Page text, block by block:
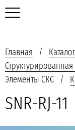
Главная
Каталог
Элементы СКС
SNR-RJ-11